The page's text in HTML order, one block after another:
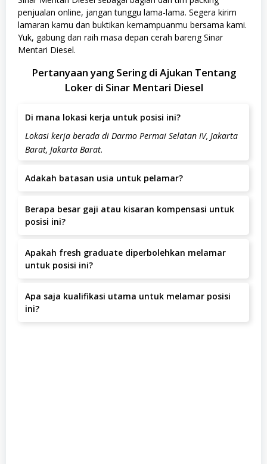
penjualan online, jangan tunggu lama-lama. Segera kirim
lamaran kamu dan buktikan kemampuanmu bersama kami.
Yuk, gabung dan raih masa depan cerah bareng Sinar
Mentari Diesel.
Pertanyaan yang Sering di Ajukan Tentang
Loker di Sinar Mentari Diesel
Di mana lokasi kerja untuk posisi ini?
Lokasi kerja berada di Darmo Permai Selatan IV, Jakarta
Barat, Jakarta Barat.
Adakah batasan usia untuk pelamar?
Berapa besar gaji atau kisaran kompensasi untuk
posisi ini?
Apakah fresh graduate diperbolehkan melamar
untuk posisi ini?
pengalaman.
Apa saja kualifikasi utama untuk melamar posisi
ini?